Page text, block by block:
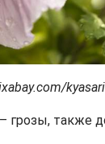
грозы, также